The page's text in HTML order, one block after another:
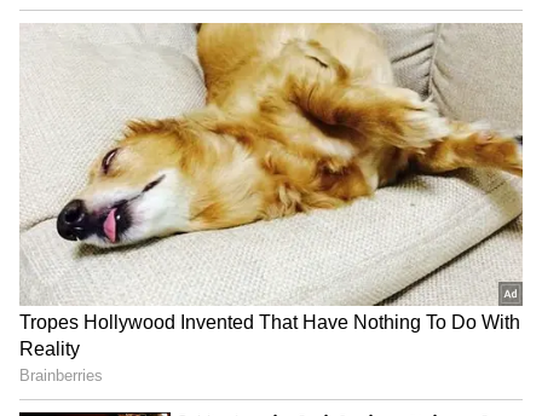
தமிழகத்தில் தற்போது தகுதியான
பெண்களுக்கு "கலைஞர் மகளிர் உரிமைத்
தொகை" திட்டத்தின் கீழ் மாதம் ரூ.1,000
வழங்கப்பட்டு வருகிறது. தற்போதைய அரசு,
இத்தொகையை தேர்தல் வாக்குறுதியின்படி
ரூ.2,500 ஆக உயர்த்துவது குறித்து தீவிர
ஆலோசனையில் ஈடுபட்டு வருகிறது. ஜூன்
15-க்கு பிறகு இதற்கான அதிகாரப்பூர்வ
வழிகாட்டு நெறிமுறைகள் மற்றும் புதிய
அறிவிப்புகள் வெளியாகலாம் என
நம்பத்தகுந்த வட்டாரங்கள்